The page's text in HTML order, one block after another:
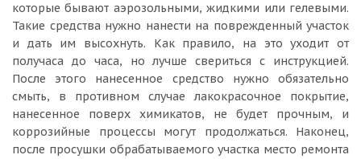
которые бывают аэрозольными, жидкими или гелевыми.
Такие средства нужно нанести на поврежденный участок
и дать им высохнуть. Как правило, на это уходит от
получаса до часа, но лучше свериться с инструкцией.
После этого нанесенное средство нужно обязательно
смыть, в противном случае лакокрасочное покрытие,
нанесенное поверх химикатов, не будет прочным, и
коррозийные процессы могут продолжаться. Наконец,
после просушки обрабатываемого участка место ремонта